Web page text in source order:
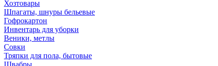
Хозтовары
Шпагаты, шнуры бельевые
Гофрокартон
Инвентарь для уборки
Веники, метлы
Совки
Тряпки для пола, бытовые
Швабры